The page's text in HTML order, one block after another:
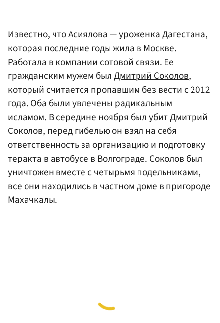
Известно, что Асиялова — уроженка Дагестана,
которая последние годы жила в Москве.
Работала в компании сотовой связи. Ее
гражданским мужем былДмитрий Соколов,
который считается пропавшим без вести с 2012
года. Оба были увлечены радикальным
исламом. В середине ноября был убит Дмитрий
Соколов, перед гибелью он взял на себя
ответственность за организацию и подготовку
теракта в автобусе в Волгограде. Соколов был
уничтожен вместе с четырьмя подельниками,
все они находились в частном доме в пригороде
Махачкалы.